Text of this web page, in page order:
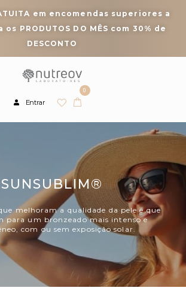
em encomendas superiores a
PRODUTOS DO MÊS com 30% de
DESCONTO
Entrar
0
SUNSUBLIM®
melhoram a qualidade da pele e que
para um bronzeado mais intenso e
com ou sem exposição solar.